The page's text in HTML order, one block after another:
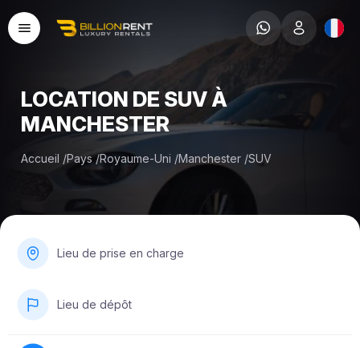
LOCATION DE SUV À
MANCHESTER
Accueil /Pays /Royaume-Uni /Manchester /SUV
Lieu de prise en charge
Lieu de dépôt